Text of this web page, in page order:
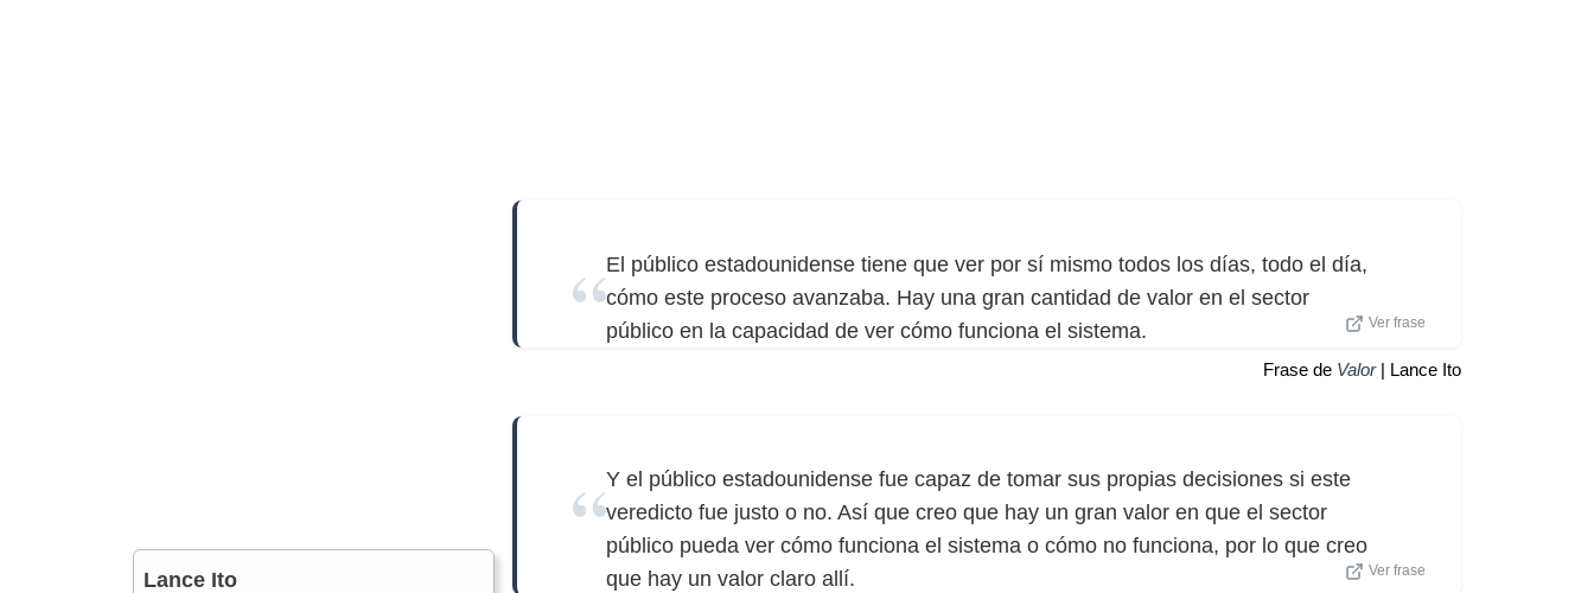
El público estadounidense tiene que ver por sí mismo todos los días, todo el día,
cómo este proceso avanzaba. Hay una gran cantidad de valor en el sector
público en la capacidad de ver cómo funciona el sistema.
Ver frase
Frase de Valor| Lance Ito
Y el público estadounidense fue capaz de tomar sus propias decisiones si este
veredicto fue justo o no. Así que creo que hay un gran valor en que el sector
público pueda ver cómo funciona el sistema o cómo no funciona, por lo que creo
que hay un valor claro allí.
Ver frase
Lance Ito